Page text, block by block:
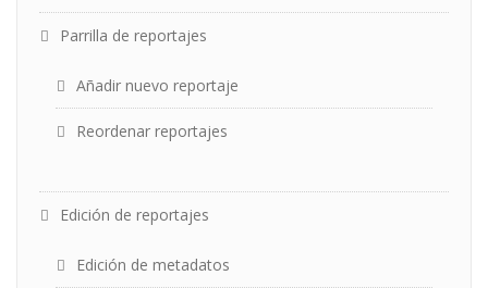
Parrilla de reportajes
Añadir nuevo reportaje
Reordenar reportajes
Edición de reportajes
Edición de metadatos